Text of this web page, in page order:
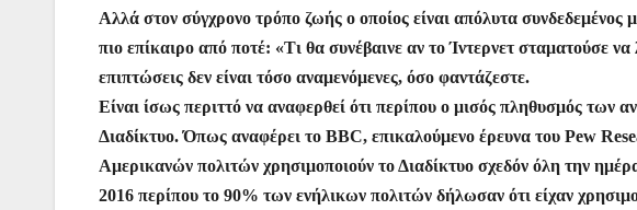
Αλλά στον σύγχρονο τρόπο ζωής ο οποίος είναι απόλυτα συνδεδεμένος
πιο επίκαιρο από ποτέ: «Τι θα συνέβαινε αν το Ίντερνετ σταματούσε
επιπτώσεις δεν είναι τόσο αναμενόμενες, όσο φαντάζεστε.
Είναι ίσως περιττό να αναφερθεί ότι περίπου ο μισός πληθυσμός των
Διαδίκτυο. Όπως αναφέρει το BBC, επικαλούμενο έρευνα του Pew
Αμερικανών πολιτών χρησιμοποιούν το Διαδίκτυο σχεδόν όλη την
2016 περίπου το 90% των ενήλικων πολιτών δήλωσαν ότι είχαν